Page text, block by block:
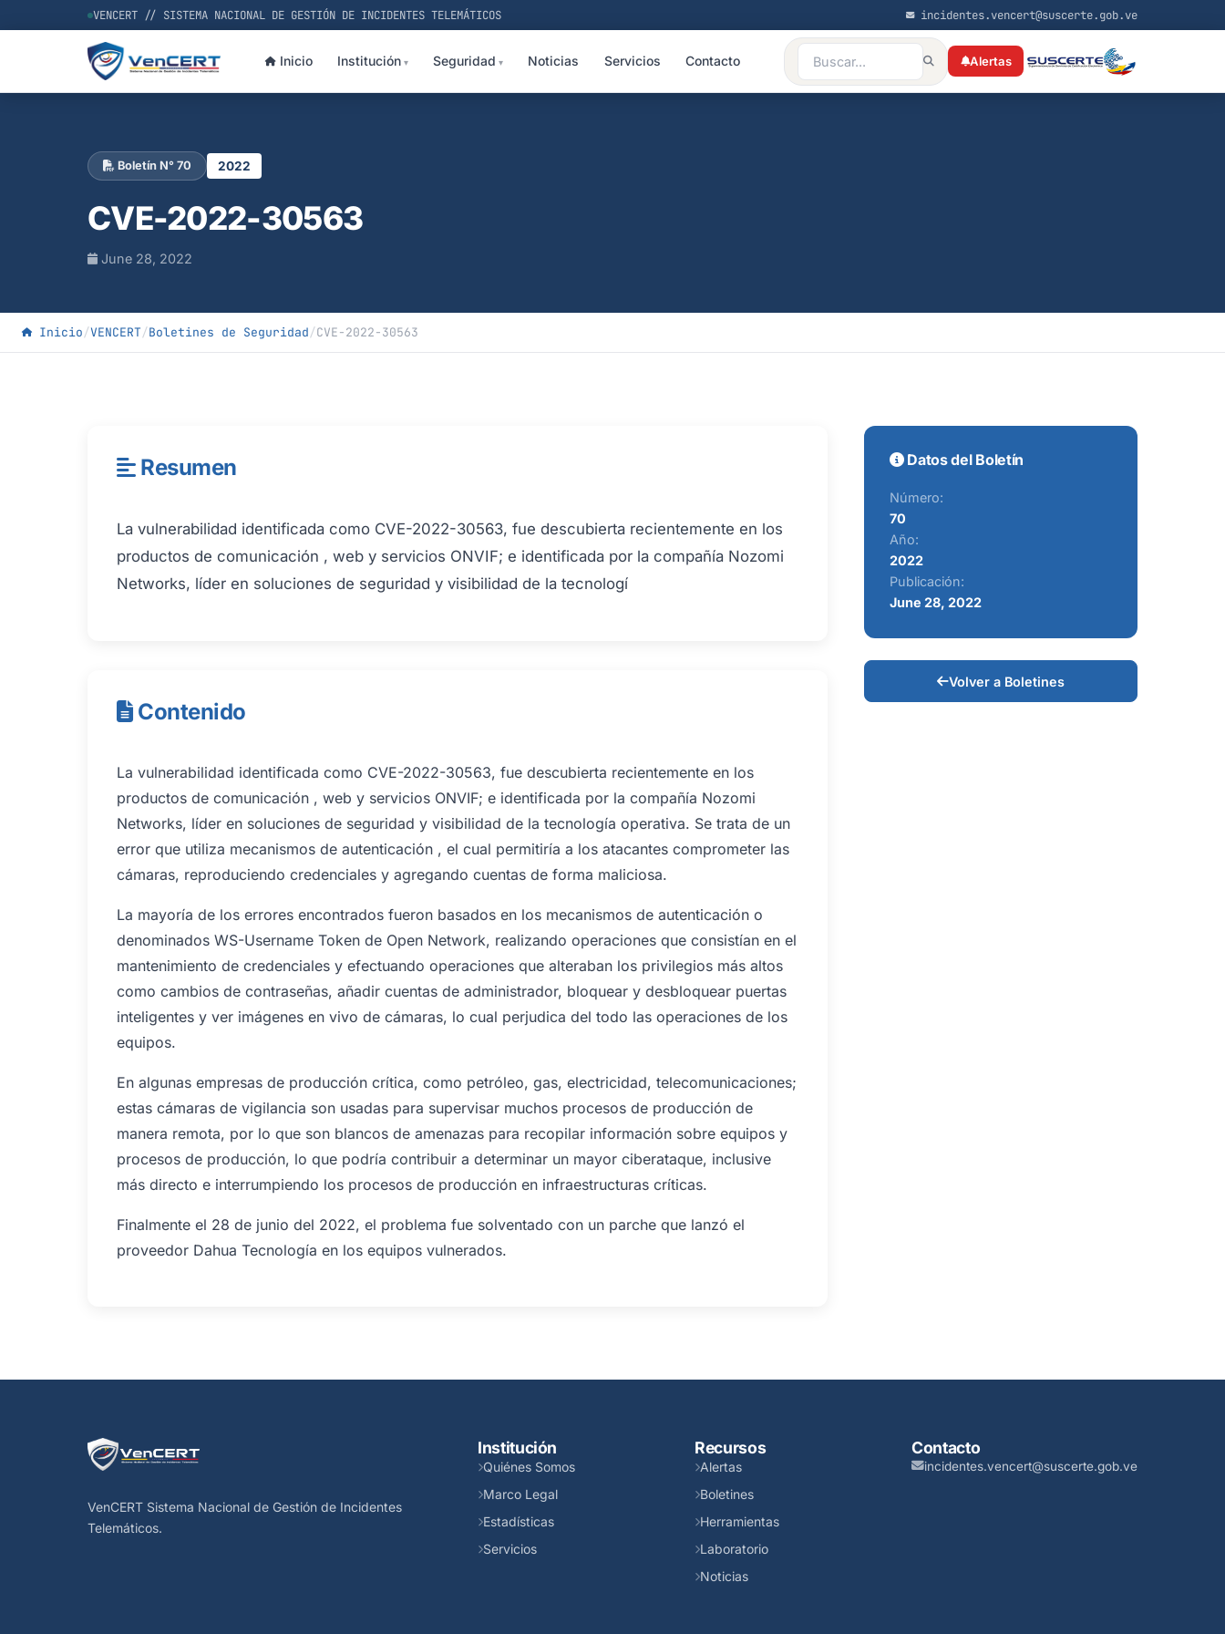
VENCERT // SISTEMA NACIONAL DE GESTIÓN DE INCIDENTES TELEMÁTICOS incidentes.vencert@suscerte.gob.ve
Inicio Institución Seguridad Noticias Servicios Contacto Alertas
Boletín N° 70 2022
CVE-2022-30563
June 28, 2022
Inicio/VENCERT/Boletines de Seguridad/CVE-2022-30563
Resumen
La vulnerabilidad identificada como CVE-2022-30563, fue descubierta recientemente en los
productos de comunicación , web y servicios ONVIF; e identificada por la compañía Nozomi
Networks, líder en soluciones de seguridad y visibilidad de la tecnologí
Contenido
La vulnerabilidad identificada como CVE-2022-30563, fue descubierta recientemente en los
productos de comunicación , web y servicios ONVIF; e identificada por la compañía Nozomi
Networks, líder en soluciones de seguridad y visibilidad de la tecnología operativa. Se trata de un
error que utiliza mecanismos de autenticación , el cual permitiría a los atacantes comprometer las
cámaras, reproduciendo credenciales y agregando cuentas de forma maliciosa.
La mayoría de los errores encontrados fueron basados en los mecanismos de autenticación o
denominados WS-Username Token de Open Network, realizando operaciones que consistían en el
mantenimiento de credenciales y efectuando operaciones que alteraban los privilegios más altos
como cambios de contraseñas, añadir cuentas de administrador, bloquear y desbloquear puertas
inteligentes y ver imágenes en vivo de cámaras, lo cual perjudica del todo las operaciones de los
equipos.
En algunas empresas de producción crítica, como petróleo, gas, electricidad, telecomunicaciones;
estas cámaras de vigilancia son usadas para supervisar muchos procesos de producción de
manera remota, por lo que son blancos de amenazas para recopilar información sobre equipos y
procesos de producción, lo que podría contribuir a determinar un mayor ciberataque, inclusive
más directo e interrumpiendo los procesos de producción en infraestructuras críticas.
Finalmente el 28 de junio del 2022, el problema fue solventado con un parche que lanzó el
proveedor Dahua Tecnología en los equipos vulnerados.
Datos del Boletín
Número:
70
Año:
2022
Publicación:
June 28, 2022
Volver a Boletines
VenCERT Sistema Nacional de Gestión de Incidentes
Telemáticos.
Institución
Quiénes Somos
Marco Legal
Estadísticas
Servicios
Recursos
Alertas
Boletines
Herramientas
Laboratorio
Noticias
Contacto
incidentes.vencert@suscerte.gob.ve